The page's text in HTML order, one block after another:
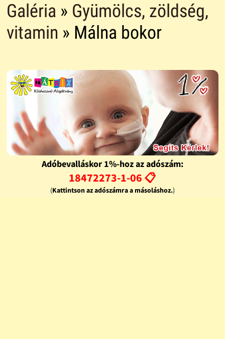
Galéria » Gyümölcs, zöldség,
vitamin » Málna bokor
Adóbevalláskor 1%-hoz az adószám:
18472273-1-06 📋
(Kattintson az adószámra a másoláshoz.)